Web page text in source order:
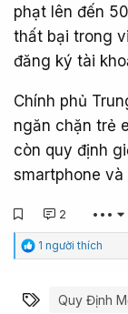
phạt lên đến
thất bại trong
đăng ký tài
Chính phủ
ngăn chặn trẻ
còn quy định
smartphone
2 •••
C
ả
ú
1 người thích
Từ khóa
Quy Định